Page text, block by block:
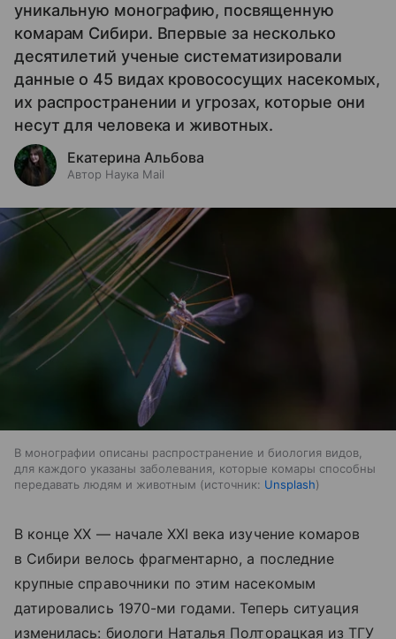
уникальную монографию, посвященную
комарам Сибири. Впервые за несколько
десятилетий ученые систематизировали
данные о 45 видах кровососущих насекомых,
их распространении и угрозах, которые они
несут для человека и животных.
Екатерина Альбова
Автор Наука Mail
В монографии описаны распространение и биология видов,
для каждого указаны заболевания, которые комары способны
передавать людям и животным
источник: Unsplash
В конце XX — начале XXI века изучение комаров
в Сибири велось фрагментарно, а последние
крупные справочники по этим насекомым
датировались 1970-ми годами. Теперь ситуация
изменилась: биологи Наталья Полторацкая из ТГУ